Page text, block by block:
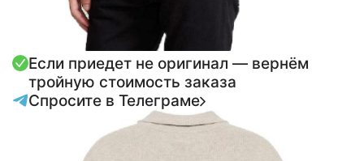
Если приедет не оригинал — вернём
тройную стоимость заказа
Спросите в Телеграме